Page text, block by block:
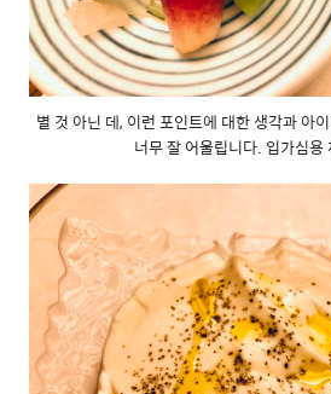
별 것 아닌 데, 이런 포인트에 대한 생각과 아
너무 잘 어울립니다. 입가심용